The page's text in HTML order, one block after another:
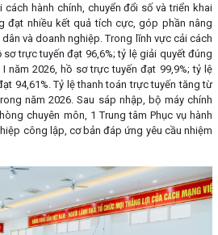
hành chính, chuyển đổi số và triển khai
đạt nhiều kết quả tích cực, góp phần nâng
và doanh nghiệp. Trong lĩnh vực cải cách
sơ trực tuyến đạt 96,6%; tỷ lệ giải quyết đúng
năm 2026, hồ sơ trực tuyến đạt 99,9%; tỷ lệ
94,61%. Tỷ lệ thanh toán trực tuyến tăng từ
năm 2026. Sau sáp nhập, bộ máy chính
chuyên môn, 1 Trung tâm Phục vụ hành
công lập, cơ bản đáp ứng yêu cầu nhiệm